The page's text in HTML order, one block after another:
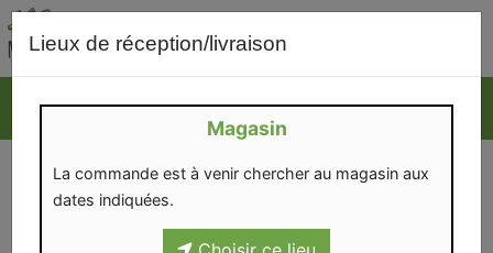
Lieux de réception/livraison
Magasin
La commande est à venir chercher au magasin aux
dates indiquées.